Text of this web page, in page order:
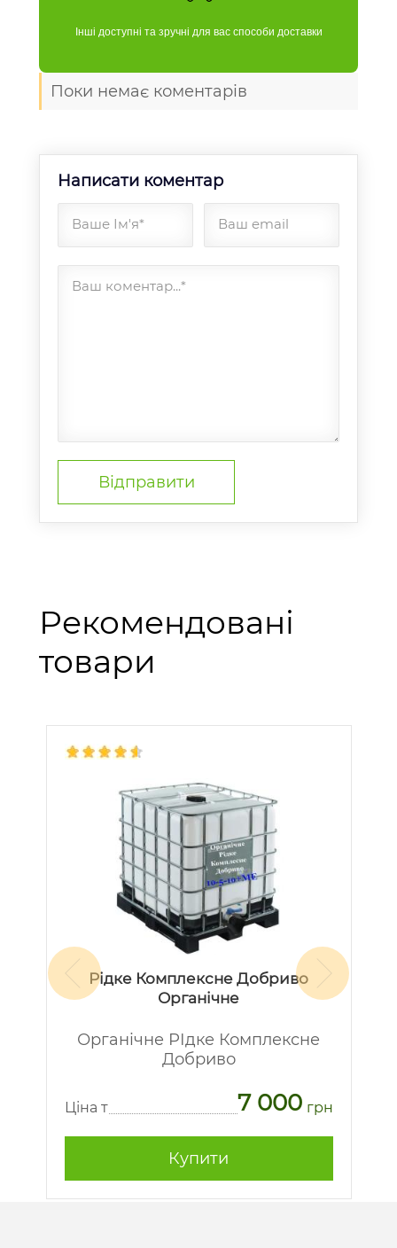
Інші доступні та зручні для вас способи доставки
Поки немає коментарів
Написати коментар
Ваше Ім'я* Ваш email
Ваш коментар...*
Рекомендовані
товари
Рідке Комплексне Добриво
Органічне
Органічне РІдке Комплексне
Добриво
Ціна т 7 000 грн
Купити